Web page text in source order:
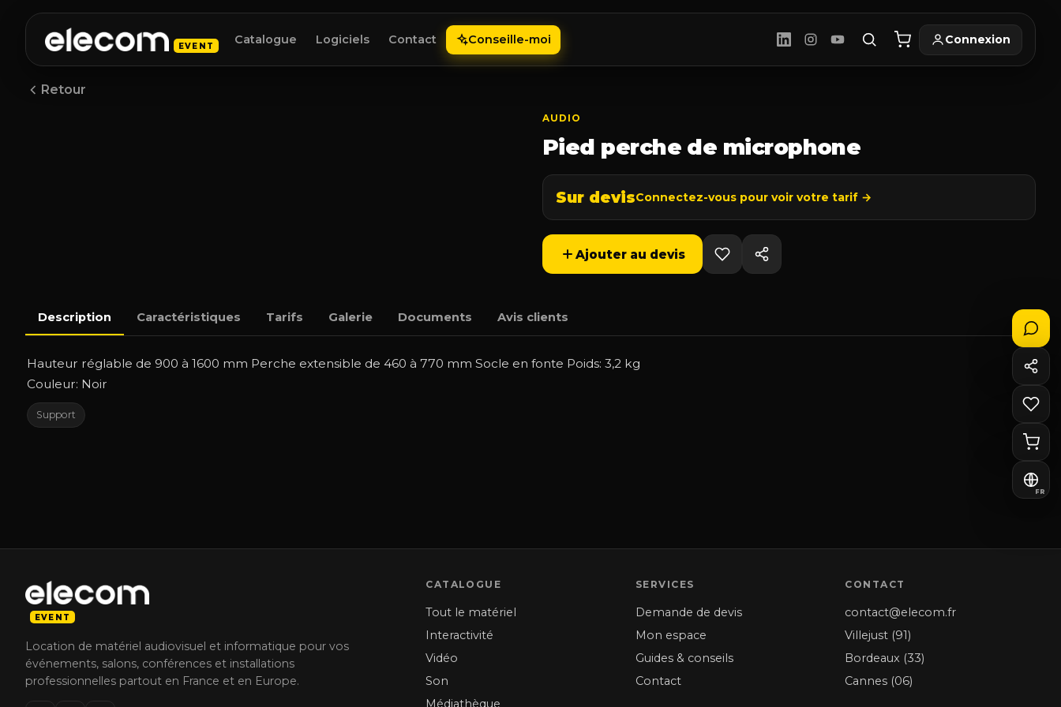
EVENT Catalogue Logiciels Contact Conseille-moi Connexion
Retour
AUDIO
Pied perche de microphone
Sur devisConnectez-vous pour voir votre tarif →
Ajouter au devis
Description Caractéristiques Tarifs Galerie Documents Avis clients
Hauteur réglable de 900 à 1600 mm Perche extensible de 460 à 770 mm Socle en fonte Poids: 3,2 kg
Couleur: Noir
Support
EVENT
Location de matériel audiovisuel et informatique pour vos
événements, salons, conférences et installations
professionnelles partout en France et en Europe.
CATALOGUE
Tout le matériel
Interactivité
Vidéo
Son
Médiathèque
SERVICES
Demande de devis
Mon espace
Guides & conseils
Contact
CONTACT
contact@elecom.fr
Villejust (91)
Bordeaux (33)
Cannes (06)
FR